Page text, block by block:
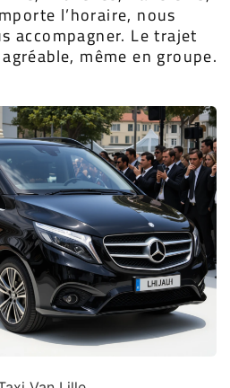
l’horaire, nous
accompagner. Le trajet
même en groupe.